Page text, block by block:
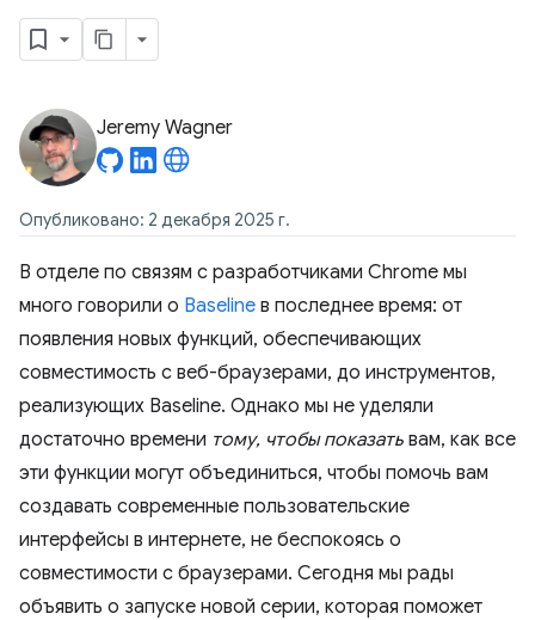
Jeremy Wagner
Опубликовано: 2 декабря 2025 г.
В отделе по связям с разработчиками Chrome мы
много говорили о Baseline в последнее время: от
появления новых функций, обеспечивающих
совместимость с веб-браузерами, до инструментов,
реализующих Baseline. Однако мы не уделяли
достаточно времени тому, чтобы показать вам, как все
эти функции могут объединиться, чтобы помочь вам
создавать современные пользовательские
интерфейсы в интернете, не беспокоясь о
совместимости с браузерами. Сегодня мы рады
объявить о запуске новой серии, которая поможет